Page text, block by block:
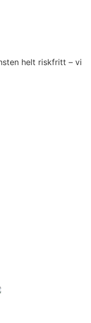
helt riskfritt – vi